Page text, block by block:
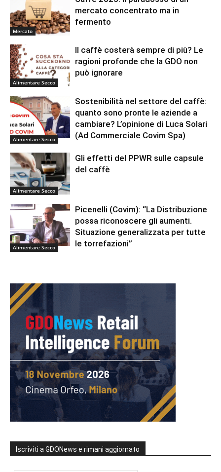
Mercato
mercato concentrato ma in
fermento
Alimentare Secco
Il caffè costerà sempre di più? Le
ragioni profonde che la GDO non
può ignorare
Alimentare Secco
Sostenibilità nel settore del caffè:
quanto sono pronte le aziende a
cambiare? L’opinione di Luca Solari
(Ad Commerciale Covim Spa)
Alimentare Secco
Gli effetti del PPWR sulle capsule
del caffè
Alimentare Secco
Picenelli (Covim): “La Distribuzione
possa riconoscere gli aumenti.
Situazione generalizzata per tutte
le torrefazioni”
Iscriviti a GDONews e rimani aggiornato